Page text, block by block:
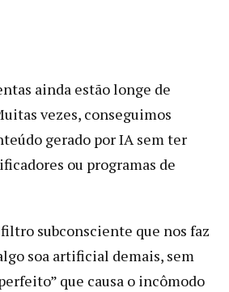
ainda estão longe de
vezes, conseguimos
gerado por IA sem ter
ou programas de
subconsciente que nos faz
soa artificial demais, sem
que causa o incômodo